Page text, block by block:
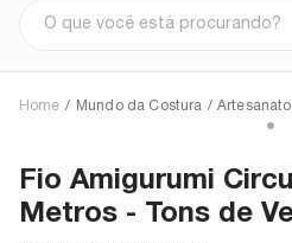
Home / Mundo da Costura / Artesanato
Fio Amigurumi
Metros - Tons de
2º
overloque
agulhas
4º
kits